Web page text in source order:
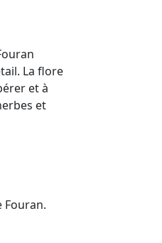
La flore
et à
et
Fouran.